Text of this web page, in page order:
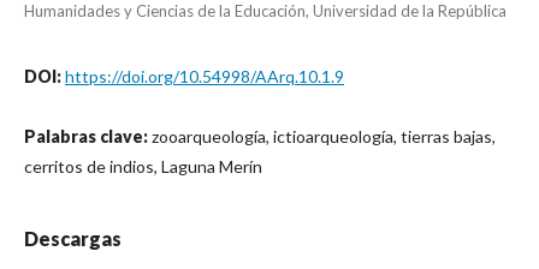
Humanidades y Ciencias de la Educación, Universidad de la República
DOI:https://doi.org/10.54998/AArq.10.1.9
Palabras clave:zooarqueología, ictioarqueología, tierras bajas,
cerritos de indios, Laguna Merín
Descargas